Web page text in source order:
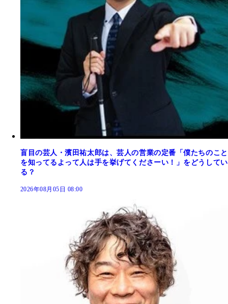
盲目の芸人・濱田祐太郎は、芸人の営業の定番「僕たちのこと
を知ってるよって人は手を挙げてくださーい！」をどうしてい
る？
2026年08月05日 08:00